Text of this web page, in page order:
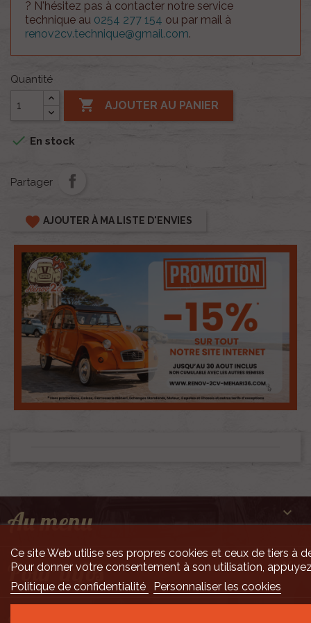
? N'hésitez pas à contacter notre service
technique au 0254 277 154 ou par mail à
renov2cv.technique@gmail.com.
Quantité
 AJOUTER AU PANIER
 En stock
Partager
favorite AJOUTER À MA LISTE D'ENVIES
Au menu 
Pour infos 
Ce site Web utilise ses propres cookies et ceux de tiers à
Pour donner votre consentement à son utilisation,
Politique de confidentialité
Personnaliser les cookies